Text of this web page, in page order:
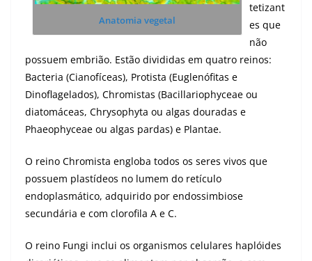
Anatomia vegetal
tetizant
es que
não
possuem embrião. Estão divididas em quatro reinos:
Bacteria (Cianofíceas), Protista (Euglenófitas e
Dinoflagelados), Chromistas (Bacillariophyceae ou
diatomáceas, Chrysophyta ou algas douradas e
Phaeophyceae ou algas pardas) e Plantae.
O reino Chromista engloba todos os seres vivos que
possuem plastídeos no lumem do retículo
endoplasmático, adquirido por endossimbiose
secundária e com clorofila A e C.
O reino Fungi inclui os organismos celulares haplóides